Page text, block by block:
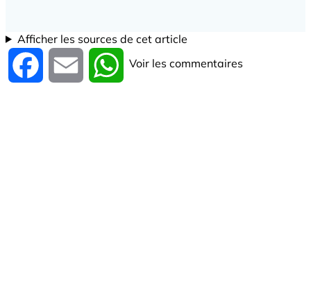
Afficher les sources de cet article
Facebook Email WhatsApp
Voir les commentaires